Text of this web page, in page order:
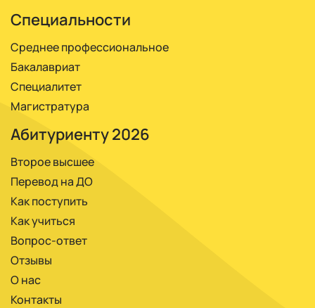
Специальности
Среднее профессиональное
Бакалавриат
Специалитет
Магистратура
Абитуриенту 2026
Второе высшее
Перевод на ДО
Как поступить
Как учиться
Вопрос-ответ
Отзывы
О нас
Контакты